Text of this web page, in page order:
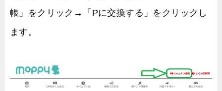
帳」をクリック→「Pに交換する」をクリックし
ます。